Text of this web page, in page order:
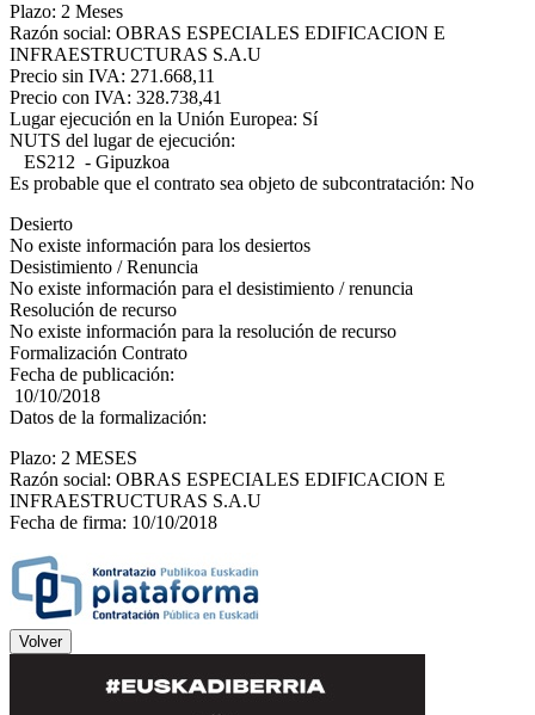
Plazo: 2 Meses
Razón social: OBRAS ESPECIALES EDIFICACION E
INFRAESTRUCTURAS S.A.U
Precio sin IVA: 271.668,11
Precio con IVA: 328.738,41
Lugar ejecución en la Unión Europea: Sí
NUTS del lugar de ejecución:
ES212 - Gipuzkoa
Es probable que el contrato sea objeto de subcontratación: No
Desierto
No existe información para los desiertos
Desistimiento / Renuncia
No existe información para el desistimiento / renuncia
Resolución de recurso
No existe información para la resolución de recurso
Formalización Contrato
Fecha de publicación:
10/10/2018
Datos de la formalización:
Plazo: 2 MESES
Razón social: OBRAS ESPECIALES EDIFICACION E
INFRAESTRUCTURAS S.A.U
Fecha de firma: 10/10/2018